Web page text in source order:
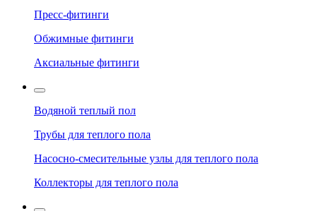
Пресс-фитинги
Обжимные фитинги
Аксиальные фитинги
Водяной теплый пол
Трубы для теплого пола
Насосно-смесительные узлы для теплого пола
Коллекторы для теплого пола